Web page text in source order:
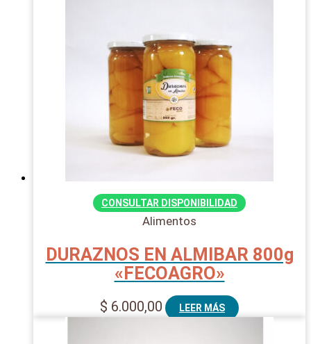
CONSULTAR DISPONIBILIDAD
Alimentos
DURAZNOS EN ALMIBAR 800g
«FECOAGRO»
$ 6.000,00 LEER MÁS